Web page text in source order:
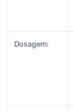
Dosagem: